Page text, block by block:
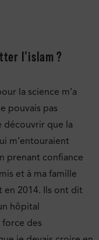
l’islam ?
la science m’a
pouvais pas
découvrir que la
m’entouraient
prenant confiance
et à ma famille
en 2014. Ils ont dit
hôpital
des